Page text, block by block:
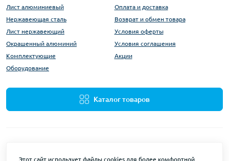
Лист алюминиевый
Нержавеющая сталь
Лист нержавеющий
Окрашенный алюминий
Комплектующие
Оборудование
Оплата и доставка
Возврат и обмен товара
Условия оферты
Условия соглашения
Акции
Каталог товаров
Этот сайт использует файлы cookies для более комфортной